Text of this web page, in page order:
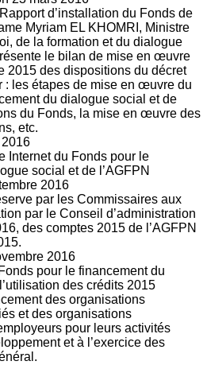
d’installation du Fonds de
Myriam EL KHOMRI, Ministre
de la formation et du dialogue
le bilan de mise en œuvre
2015 des dispositions du décret
: les étapes de mise en œuvre du
du dialogue social et de
du Fonds, la mise en œuvre des
etc.
Internet du Fonds pour le
social et de l’AGFPN
2016
par les Commissaires aux
par le Conseil d’administration
des comptes 2015 de l’AGFPN
2016
pour le financement du
des crédits 2015
des organisations
et des organisations
pour leurs activités
et à l’exercice des